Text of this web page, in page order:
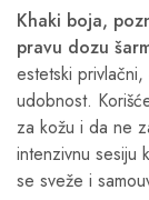
Khaki boja,
pravu dozu
estetski
udobnost.
za kožu i da ne
intenzivnu sesiju
se sveže i